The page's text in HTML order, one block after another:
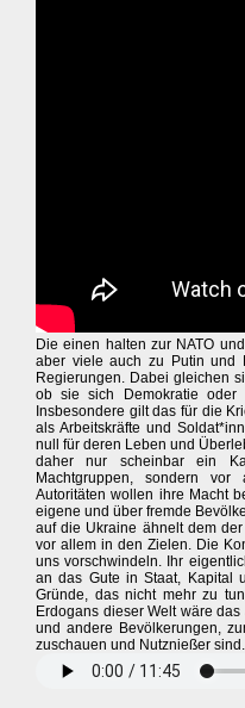
Die einen halten zur NATO
aber viele auch zu Putin und
Regierungen. Dabei gleichen
ob sie sich Demokratie oder
Insbesondere gilt das für die
als Arbeitskräfte und
null für deren Leben und
daher nur scheinbar ein
Machtgruppen, sondern
Autoritäten wollen ihre Macht
eigene und über fremde
auf die Ukraine ähnelt dem
vor allem in den Zielen. Die
uns vorschwindeln. Ihr
an das Gute in Staat, Kapital
Gründe, das nicht mehr zu
Erdogans dieser Welt wäre
und andere Bevölkerungen,
zuschauen und Nutznießer